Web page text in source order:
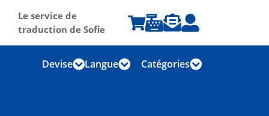
Le service de
traduction de Sofie

Catégories
DeviseLangue